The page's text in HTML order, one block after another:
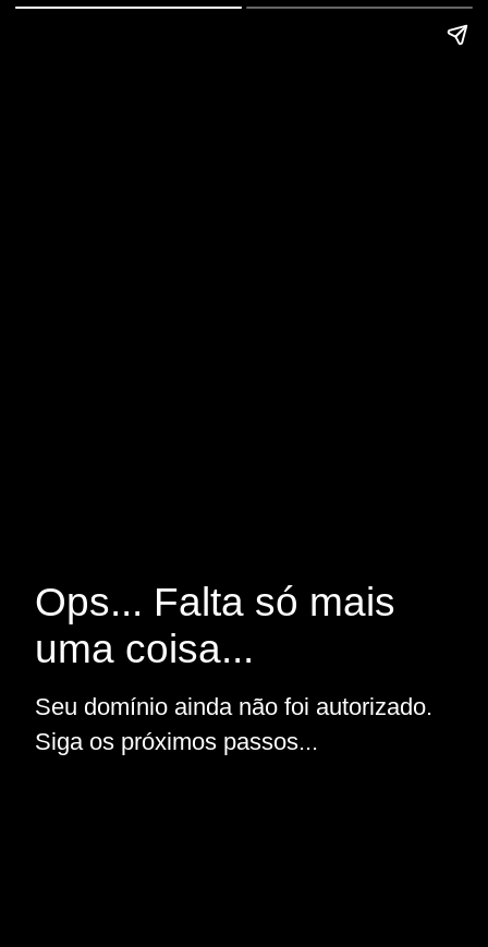
Ops... Falta só mais
uma coisa...
Seu domínio ainda não foi autorizado.
Siga os próximos passos...